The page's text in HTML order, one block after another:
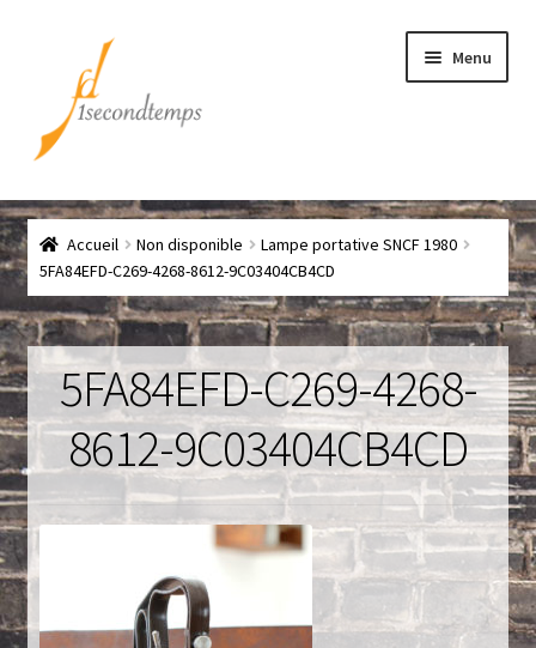
navigation
contenu
Menu
Accueil
Chef
CLICK & COLLECT
Conditions générales de vente
Contact
Couteaux
Créations sur commande
D’autres créations
Accueil Non disponible
Lampe portative SNCF 1980
5FA84EFD-C269-4268-8612-9C03404CB4CD
5FA84EFD-C269-4268-
8612-9C03404CB4CD